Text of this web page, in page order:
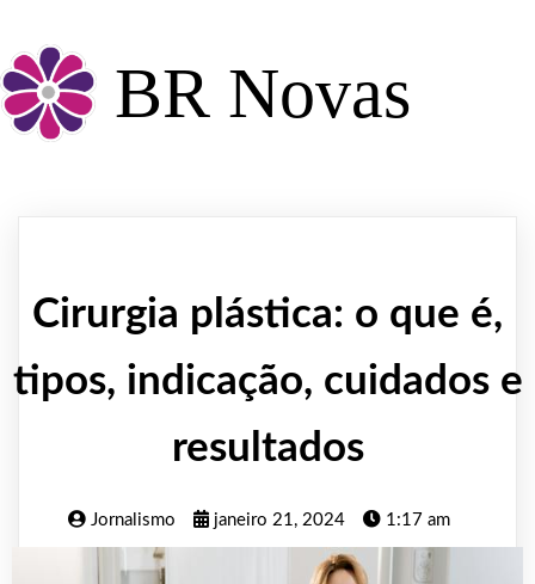
BR Novas
Cirurgia plástica: o que é,
tipos, indicação, cuidados e
resultados
Jornalismo janeiro 21, 2024 1:17 am